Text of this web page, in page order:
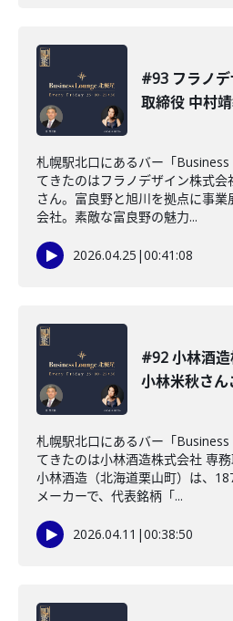
#93 フラノ
取締役 中村
札幌駅北口にあるバー「
てきたのはフラノデザイン株式
さん。富良野と旭川を拠点に事
会社。素敵な富良野の魅力...
2026.04.25 |00:41:08
#92 小林酒
小林米秋さん
札幌駅北口にあるバー「
てきたのは小林酒造株式会社 専務
小林酒造（北海道栗山町）は、
メーカーで、代表銘柄「...
2026.04.11 |00:38:50